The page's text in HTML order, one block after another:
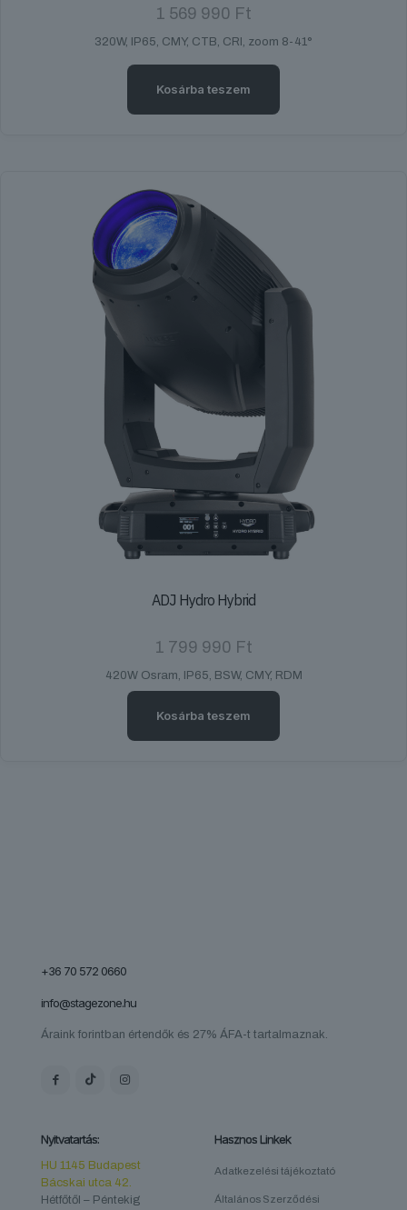
1 569 990 Ft
320W, IP65, CMY, CTB, CRI, zoom 8-41°
Kosárba teszem
ADJ Hydro Hybrid
1 799 990 Ft
420W Osram, IP65, BSW, CMY, RDM
Kosárba teszem
+36 70 572 0660
info@stagezone.hu
Áraink forintban értendők és 27% ÁFA-t tartalmaznak.
Nyitvatartás:
HU 1145 Budapest
Bácskai utca 42.
Hétfőtől – Péntekig
Hasznos Linkek
Adatkezelési tájékoztató
Általános Szerződési